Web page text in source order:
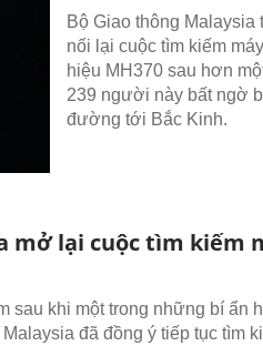
Bộ Giao thông
nối lại cuộc tìm kiếm
hiệu MH370 sau hơn
239 người này bất ngờ
đường tới Bắc Kinh.
mở lại cuộc tìm kiếm
sau khi một trong những bí ẩn
đã đồng ý tiếp tục tìm